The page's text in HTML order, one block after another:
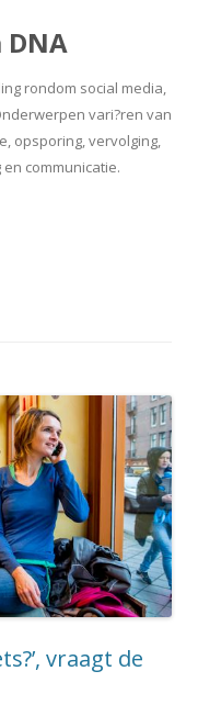
DNA
rondom social media,
vari?ren van
opsporing, vervolging,
communicatie.
vraagt de